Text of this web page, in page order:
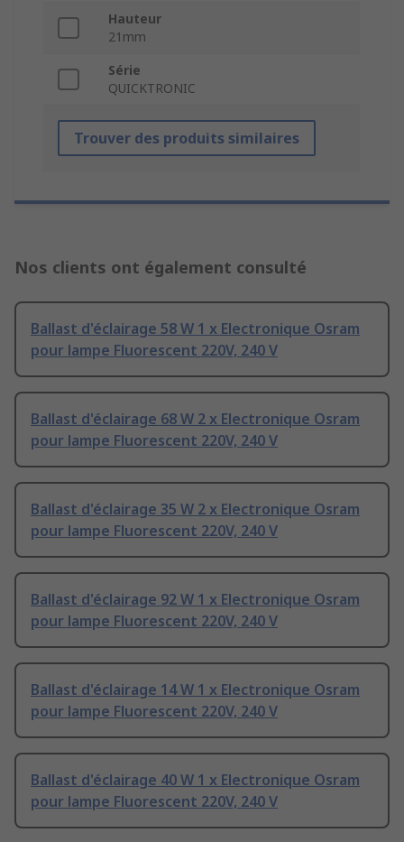
Hauteur
21mm
Série
QUICKTRONIC
Trouver des produits similaires
Nos clients ont également consulté
Ballast d'éclairage 58 W 1 x Electronique Osram
pour lampe Fluorescent 220V, 240 V
Ballast d'éclairage 68 W 2 x Electronique Osram
pour lampe Fluorescent 220V, 240 V
Ballast d'éclairage 35 W 2 x Electronique Osram
pour lampe Fluorescent 220V, 240 V
Ballast d'éclairage 92 W 1 x Electronique Osram
pour lampe Fluorescent 220V, 240 V
Ballast d'éclairage 14 W 1 x Electronique Osram
pour lampe Fluorescent 220V, 240 V
Ballast d'éclairage 40 W 1 x Electronique Osram
pour lampe Fluorescent 220V, 240 V